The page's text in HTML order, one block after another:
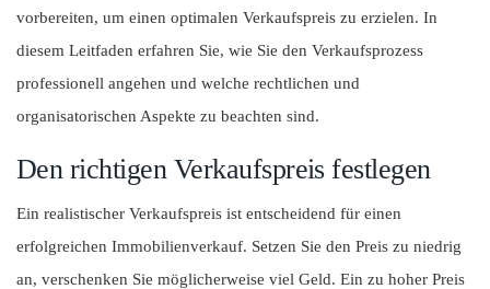
vorbereiten, um einen optimalen Verkaufspreis zu erzielen. In
diesem Leitfaden erfahren Sie, wie Sie den Verkaufsprozess
professionell angehen und welche rechtlichen und
organisatorischen Aspekte zu beachten sind.
Den richtigen Verkaufspreis festlegen
Ein realistischer Verkaufspreis ist entscheidend für einen
erfolgreichen Immobilienverkauf. Setzen Sie den Preis zu niedrig
an, verschenken Sie möglicherweise viel Geld. Ein zu hoher Preis